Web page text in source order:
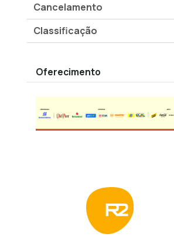
Cancelamento
Classificação
Oferecimento